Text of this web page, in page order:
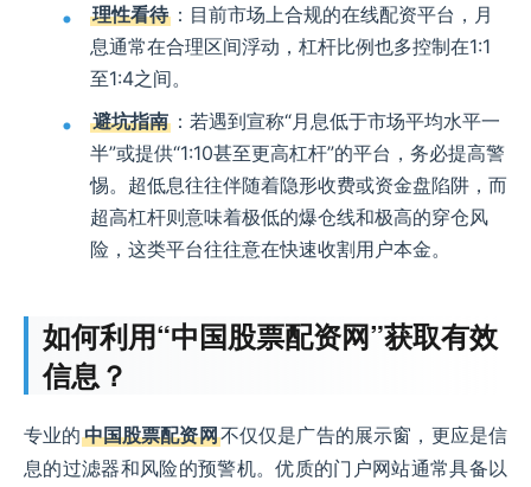
理性看待 ：目前市场上合规的在线配资平台，月
息通常在合理区间浮动，杠杆比例也多控制在1:1
至1:4之间。
避坑指南 ：若遇到宣称“月息低于市场平均水平一
半”或提供“1:10甚至更高杠杆”的平台，务必提高警
惕。超低息往往伴随着隐形收费或资金盘陷阱，而
超高杠杆则意味着极低的爆仓线和极高的穿仓风
险，这类平台往往意在快速收割用户本金。
如何利用“中国股票配资网”获取有效
信息？
专业的中国股票配资网不仅仅是广告的展示窗，更应是信
息的过滤器和风险的预警机。优质的门户网站通常具备以